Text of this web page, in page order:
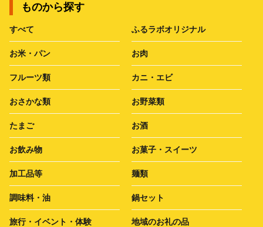
ものから探す
すべて ふるラボオリジナル
お米・パン お肉
フルーツ類 カニ・エビ
おさかな類 お野菜類
たまご お酒
お飲み物 お菓子・スイーツ
加工品等 麺類
調味料・油 鍋セット
旅行・イベント・体験 地域のお礼の品